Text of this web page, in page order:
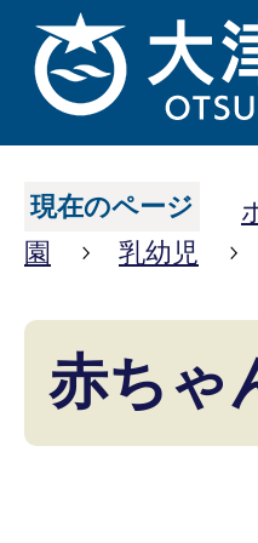
現在のページ
園
乳幼児
赤ちゃ